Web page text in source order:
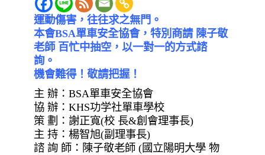
運動傷害，往往求之無門。
本會BSA單車安全協會，特別商請 陳子敬
老師 百忙中抽空，以一對一的方式諮
詢。
機會難得！敬請把握！
主 辦：BSA單車安全協會
協 辦：KHS功学社單車學校
策 劃：謝正寬(校 長&創會理事長)
主 持：楊智旭(副理事長)
諮 詢 師：陳子敬老師 (國立陽明大學 物